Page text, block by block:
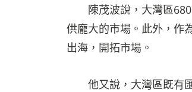
陳茂波說，大灣區6800
供龐大的市場。此外，作
出海，開拓市場。
他又說，大灣區既有匯